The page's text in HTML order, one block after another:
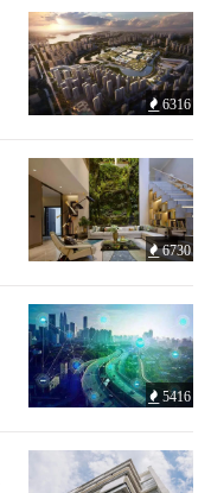
6316
6730
5416